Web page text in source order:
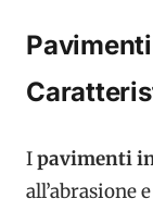
Ipavimenti
all’abrasione